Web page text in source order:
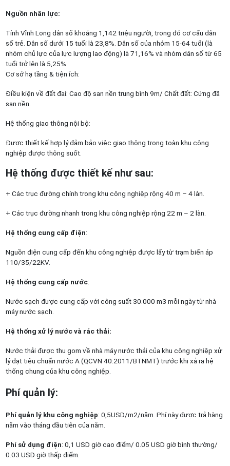
Nguồn nhân lực:
Tỉnh Vĩnh Long dân số khoảng 1,142 triệu người, trong đó cơ cấu dân
số trẻ. Dân số dưới 15 tuổi là 23,8%. Dân số của nhóm 15-64 tuổi (là
nhóm chủ lực của lực lượng lao động) là 71,16% và nhóm dân số từ 65
tuổi trở lên là 5,25%
Cơ sở hạ tầng & tiện ích:
Điều kiện về đất đai: Cao độ san nền trung bình 9m/ Chất đất: Cứng đã
san nền.
Hệ thống giao thông nội bộ:
Được thiết kế hợp lý đảm bảo việc giao thông trong toàn khu công
nghiệp được thông suốt.
Hệ thống được thiết kế như sau:
+ Các trục đường chính trong khu công nghiệp rộng 40 m – 4 làn.
+ Các trục đường nhanh trong khu công nghiệp rộng 22 m – 2 làn.
Hệ thống cung cấp điện:
Nguồn điện cung cấp đến khu công nghiệp được lấy từ trạm biến áp
110/35/22KV.
Hệ thống cung cấp nước:
Nước sạch được cung cấp với công suất 30.000 m3 mỗi ngày từ nhà
máy nước sạch.
Hệ thống xử lý nước và rác thải:
Nước thải được thu gom về nhà máy nước thải của khu công nghiệp xử
lý đạt tiêu chuẩn nước A (QCVN 40:2011/BTNMT) trước khi xả ra hệ
thống chung của khu công nghiệp.
Phí quản lý:
Phí quản lý khu công nghiệp: 0,5USD/m2/năm. Phí này được trả hàng
năm vào tháng đầu tiên của năm.
Phí sử dụng điện: 0,1 USD giờ cao điểm/ 0.05 USD giờ bình thường/
0.03 USD giờ thấp điểm.